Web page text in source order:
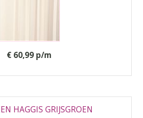
€ 60,99 p/m
HAGGIS GRIJSGROEN